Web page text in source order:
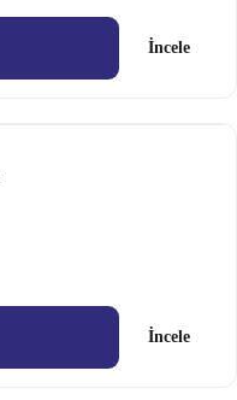
İncele
İncele